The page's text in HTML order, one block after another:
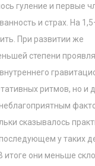
гуление и первые
и страх. На
При развитии же
степени
ритмов, но и
сказывалось
у таких
они меньше